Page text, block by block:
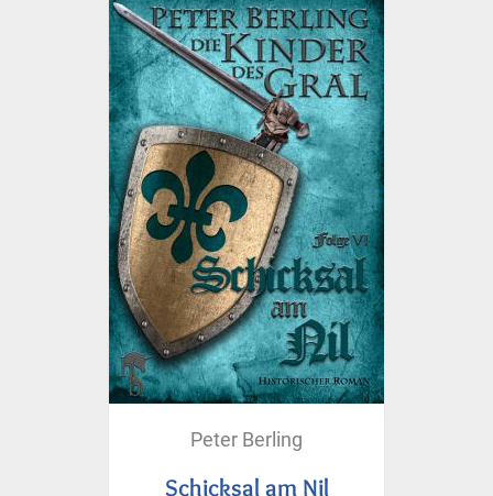
Peter Berling
Schicksal am Nil